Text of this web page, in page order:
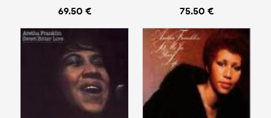
69.50 €
75.50 €